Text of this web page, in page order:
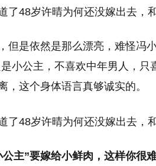
但是依然是那么漂亮，难怪冯
小公主，不喜欢中年男人，只
，这个身体语言真够诚实的。
主”要嫁给小鲜肉，这样你很